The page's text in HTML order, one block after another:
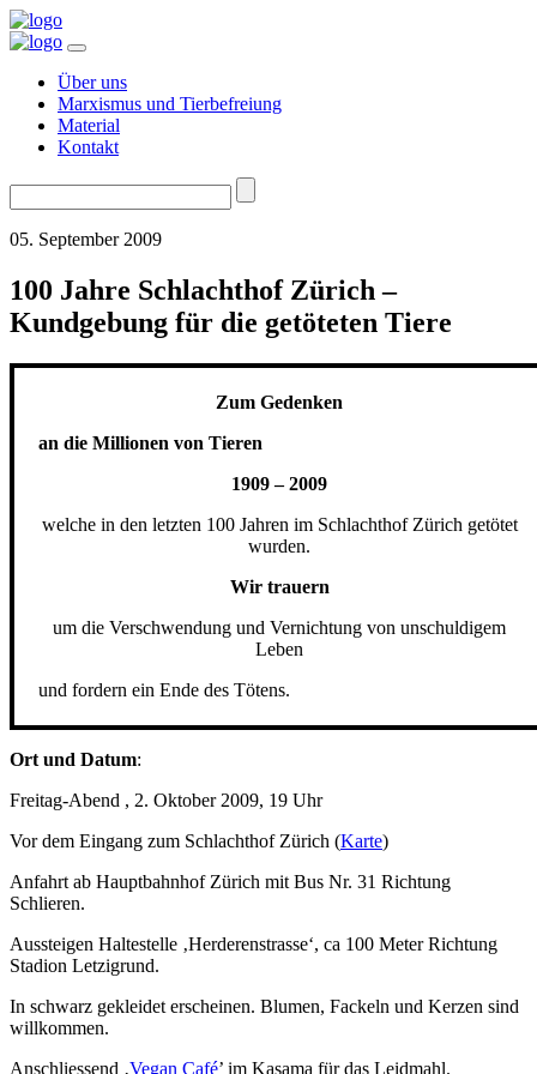
Über uns
Marxismus und Tierbefreiung
Material
Kontakt
Suchen
nach:
05. September 2009
100 Jahre Schlachthof Zürich –
Kundgebung für die getöteten Tiere
Zum Gedenken
an die Millionen von Tieren
1909 – 2009
welche in den letzten 100 Jahren im Schlachthof Zürich getötet
wurden.
Wir trauern
um die Verschwendung und Vernichtung von unschuldigem
Leben
und fordern ein Ende des Tötens.
Ort und Datum:
Freitag-Abend , 2. Oktober 2009, 19 Uhr
Vor dem Eingang zum Schlachthof Zürich (Karte)
Anfahrt ab Hauptbahnhof Zürich mit Bus Nr. 31 Richtung
Schlieren.
Aussteigen Haltestelle ‚Herderenstrasse‘, ca 100 Meter Richtung
Stadion Letzigrund.
In schwarz gekleidet erscheinen. Blumen, Fackeln und Kerzen sind
willkommen.
Anschliessend ‚Vegan Café’ im Kasama für das Leidmahl.